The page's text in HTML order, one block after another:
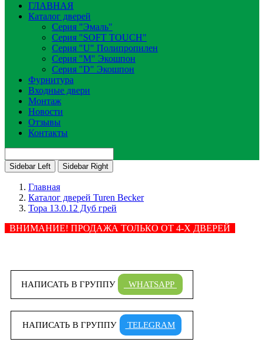
ГЛАВНАЯ
Каталог дверей
Серия "Эмаль"
Серия "SOFT TOUCH"
Серия "U" Полипропилен
Серия "М" Экошпон
Серия "D" Экошпон
Фурнитура
Входные двери
Монтаж
Новости
Отзывы
Контакты
Sidebar Left Sidebar Right
Главная
Каталог дверей Turen Becker
Тора 13.0.12 Дуб грей
ВНИМАНИЕ! ПРОДАЖА ТОЛЬКО ОТ 4-Х ДВЕРЕЙ
НАПИСАТЬ В ГРУППУ WHATSAPP
НАПИСАТЬ В ГРУППУ TELEGRAM